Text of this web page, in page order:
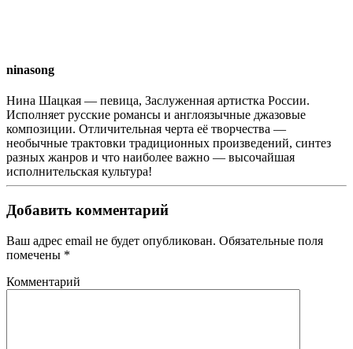
ninasong
Нина Шацкая — певица, Заслуженная артистка России.
Исполняет русские романсы и англоязычные джазовые
композиции. Отличительная черта её творчества —
необычные трактовки традиционных произведений, синтез
разных жанров и что наиболее важно — высочайшая
исполнительская культура!
Добавить комментарий
Ваш адрес email не будет опубликован. Обязательные поля
помечены *
Комментарий